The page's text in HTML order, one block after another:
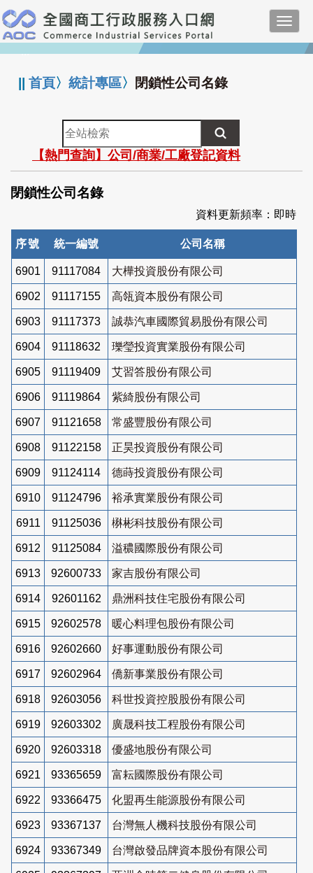
跳
到
主
要
:::
||首頁〉統計專區〉 閉鎖性公司名錄
全
站
檢
索
【熱門查詢】公司/商業/工廠登記資料
閉鎖性公司名錄
資料更新頻率：即時
序號 統一編號 公司名稱
6901 91117084 大樺投資股份有限公司
6902 91117155 高瓴資本股份有限公司
6903 91117373 誠恭汽車國際貿易股份有限公司
6904 91118632 瓅瑩投資實業股份有限公司
6905 91119409 艾習答股份有限公司
6906 91119864 紫綺股份有限公司
6907 91121658 常盛豐股份有限公司
6908 91122158 正昊投資股份有限公司
6909 91124114 德蒔投資股份有限公司
6910 91124796 裕承實業股份有限公司
6911 91125036 楙彬科技股份有限公司
6912 91125084 溢穠國際股份有限公司
6913 92600733 家吉股份有限公司
6914 92601162 鼎洲科技住宅股份有限公司
6915 92602578 暖心料理包股份有限公司
6916 92602660 好事運動股份有限公司
6917 92602964 僑新事業股份有限公司
6918 92603056 科世投資控股股份有限公司
6919 92603302 廣晟科技工程股份有限公司
6920 92603318 優盛地股份有限公司
6921 93365659 富耘國際股份有限公司
6922 93366475 化盟再生能源股份有限公司
6923 93367137 台灣無人機科技股份有限公司
6924 93367349 台灣啟發品牌資本股份有限公司